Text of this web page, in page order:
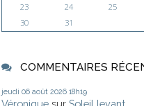
23
24 25
30
31
COMMENTAIRES
jeudi 06 août 2026 18h19
Véronique sur Soleil levant